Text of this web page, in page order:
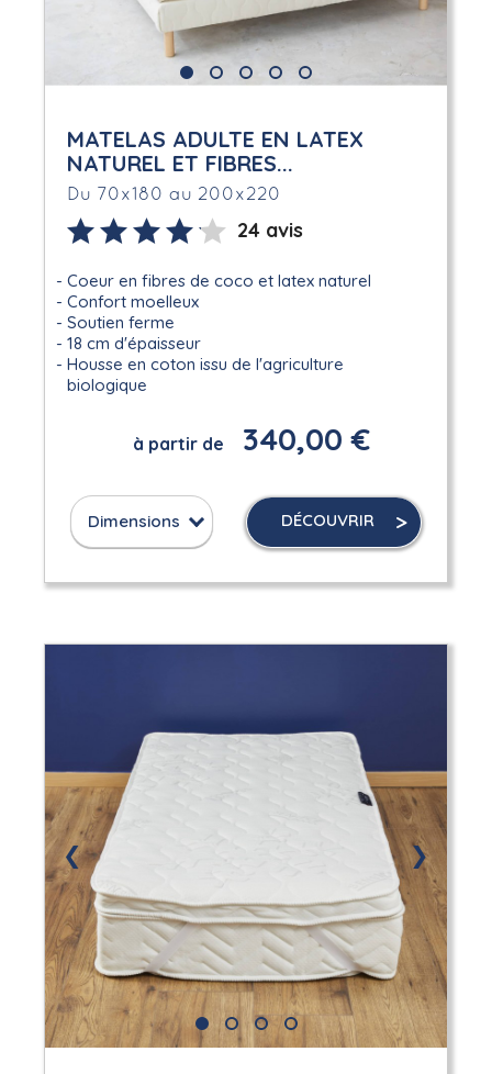
MATELAS ADULTE EN LATEX
NATUREL ET FIBRES...
Du 70x180 au 200x220
24 avis
Coeur en fibres de coco et latex naturel
Confort moelleux
Soutien ferme
18 cm d'épaisseur
Housse en coton issu de l'agriculture
biologique
à partir de 340,00 €
Dimensions DÉCOUVRIR
❮ ❯